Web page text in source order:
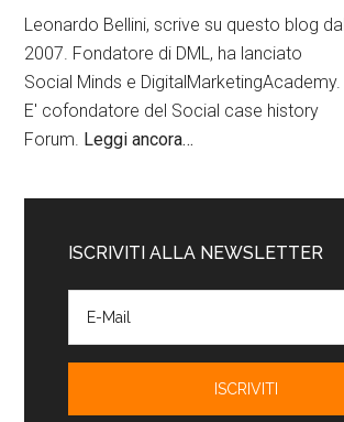
Leonardo Bellini, scrive su questo blog dal
2007. Fondatore di DML, ha lanciato
Social Minds e DigitalMarketingAcademy.
E' cofondatore del Social case history
Forum. Leggi ancora…
ISCRIVITI ALLA NEWSLETTER